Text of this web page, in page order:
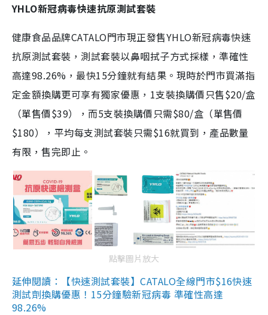
YHLO新冠病毒快速抗原測試套裝
健康食品品牌CATALO門市現正發售YHLO新冠病毒快速
抗原測試套裝，測試套裝以鼻咽拭子方式採樣，準確性
高達98.26%，最快15分鐘就有結果。現時於門市買滿指
定金額換購更可享有獨家優惠，1支裝換購價只售$20/盒
（單售價$39），而5支裝換購價只需$80/盒（單售價
$180），平均每支測試套裝只需$16就買到，產品數量
有限，售完即止。
點擊圖片放大
延伸閱讀：【快速測試套裝】CATALO全線門市$16快速
測試劑換購優惠！15分鐘驗新冠病毒 準確性高達
98.26%